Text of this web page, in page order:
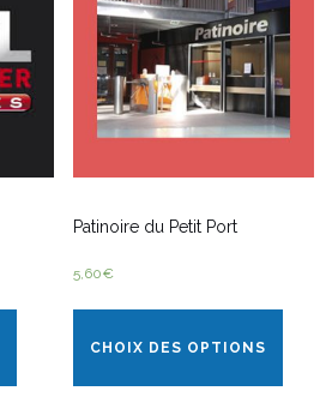
Patinoire du Petit Port
5,60€
CHOIX DES OPTIONS